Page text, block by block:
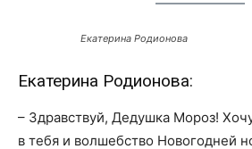
Екатерина Родионова
Екатерина Родионова:
– Здравствуй, Дедушка Мороз!
в тебя и волшебство Новогодней